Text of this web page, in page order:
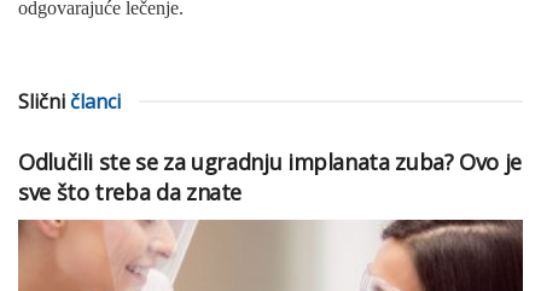
odgovarajuće lečenje.
Slični članci
Odlučili ste se za ugradnju implanata zuba? Ovo je
sve što treba da znate